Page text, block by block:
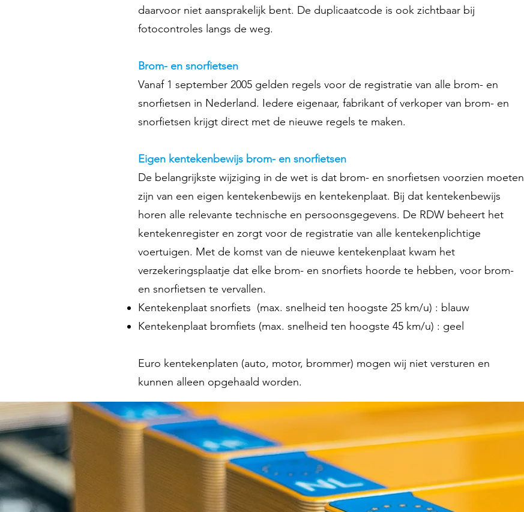
daarvoor niet aansprakelijk bent. De duplicaatcode is ook zichtbaar bij
fotocontroles langs de weg.
Brom- en snorfietsen
Vanaf 1 september 2005 gelden regels voor de registratie van alle brom- en
snorfietsen in Nederland. Iedere eigenaar, fabrikant of verkoper van brom- en
snorfietsen krijgt direct met de nieuwe regels te maken.
Eigen kentekenbewijs brom- en snorfietsen
De belangrijkste wijziging in de wet is dat brom- en snorfietsen voorzien moeten
zijn van een eigen kentekenbewijs en kentekenplaat. Bij dat kentekenbewijs
horen alle relevante technische en persoonsgegevens. De RDW beheert het
kentekenregister en zorgt voor de registratie van alle kentekenplichtige
voertuigen. Met de komst van de nieuwe kentekenplaat kwam het
verzekeringsplaatje dat elke brom- en snorfiets hoorde te hebben, voor brom-
en snorfietsen te vervallen.
Kentekenplaat snorfiets (max. snelheid ten hoogste 25 km/u) : blauw
Kentekenplaat bromfiets (max. snelheid ten hoogste 45 km/u) : geel
Euro kentekenplaten (auto, motor, brommer) mogen wij niet versturen en
kunnen alleen opgehaald worden.